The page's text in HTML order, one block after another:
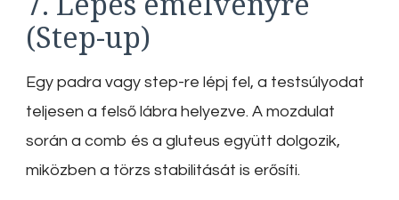
(Step-up)
Egy padra vagy step-re lépj fel, a testsúlyodat
teljesen a felső lábra helyezve. A mozdulat
során a comb és a gluteus együtt dolgozik,
miközben a törzs stabilitását is erősíti.